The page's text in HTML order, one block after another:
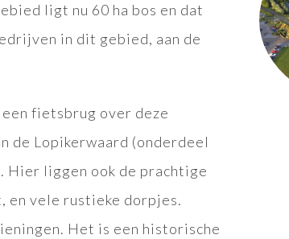
ligt nu 60 ha bos en dat
in dit gebied, aan de
fietsbrug over deze
de Lopikerwaard (onderdeel
Hier liggen ook de prachtige
en vele rustieke dorpjes.
Het is een historische